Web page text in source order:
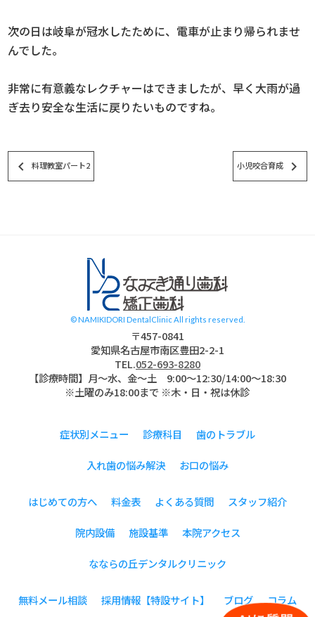
次の日は岐阜が冠水したために、電車が止まり帰られませ
んでした。
非常に有意義なレクチャーはできましたが、早く大雨が過
ぎ去り安全な生活に戻りたいものですね。
keyboard_arrow_left 料理教室パート2 小児咬合育成 keyboard_arrow_right
© NAMIKIDORI DentalClinic All rights reserved.
〒457-0841
愛知県名古屋市南区豊田2-2-1
TEL.052-693-8280
【診療時間】月〜水、金～土 9:00〜12:30/14:00～18:30
※土曜のみ18:00まで ※木・日・祝は休診
症状別メニュー 診療科目 歯のトラブル
入れ歯の悩み解決 お口の悩み
はじめての方へ 料金表 よくある質問 スタッフ紹介
院内設備 施設基準 本院アクセス
なならの丘デンタルクリニック
無料メール相談 採用情報【特設サイト】 ブログ コラム